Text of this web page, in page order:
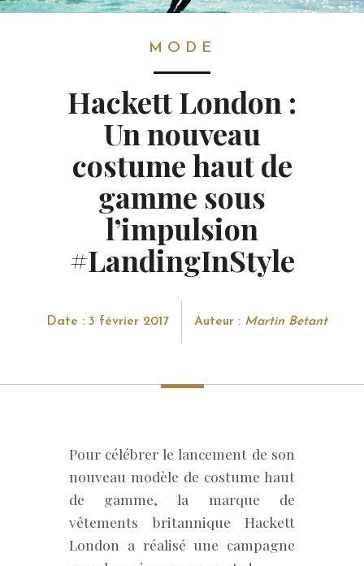
MODE
Hackett London :
Un nouveau
costume haut de
gamme sous
l’impulsion
#LandingInStyle
Date : 3 février 2017 Auteur : Martin Betant
Pour célébrer le lancement de son
nouveau modèle de costume haut
de gamme, la marque de
vêtements britannique Hackett
London a réalisé une campagne